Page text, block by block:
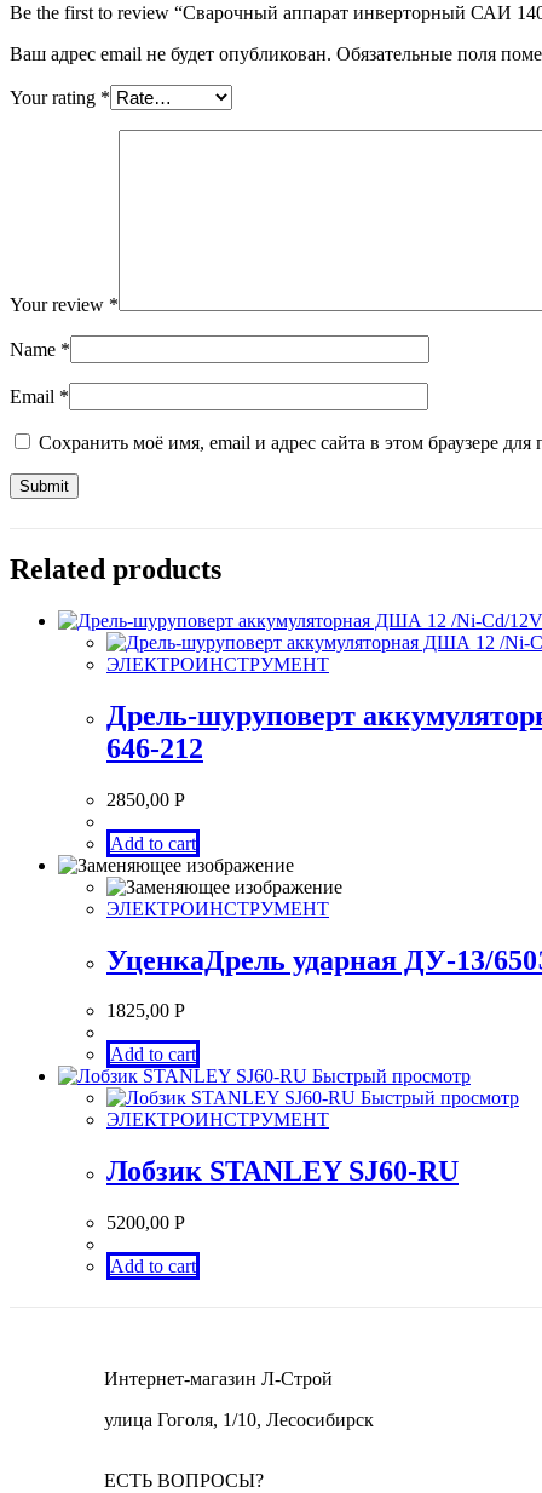
Be the first to review “Сварочный аппарат инверторный САИ
Ваш адрес email не будет опубликован. Обязательные поля
Your rating *
Your review *
Name *
Email *
Сохранить моё имя, email и адрес сайта в этом браузере
Related products
ЭЛЕКТРОИНСТРУМЕНТ
Дрель-шуруповерт
646-212
2850,00 Р
Add to cart
ЭЛЕКТРОИНСТРУМЕНТ
УценкаДрель ударная ДУ-13/
1825,00 Р
Add to cart
Быстрый просмотр
Быстрый просмотр
ЭЛЕКТРОИНСТРУМЕНТ
Лобзик STANLEY SJ60-RU
5200,00 Р
Add to cart
Интернет-магазин Л-Строй
улица Гоголя, 1/10, Лесосибирск
ЕСТЬ ВОПРОСЫ?